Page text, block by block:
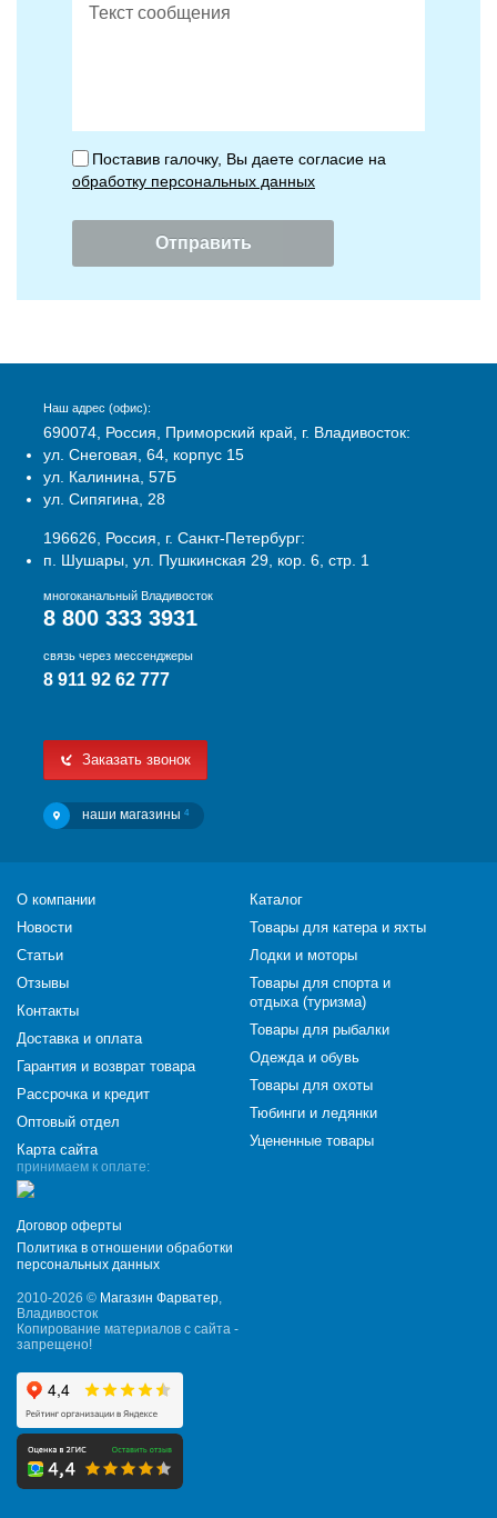
Поставив галочку, Вы даете согласие на
обработку персональных данных
Наш адрес (офис):
690074, Россия, Приморский край, г. Владивосток:
ул. Снеговая, 64, корпус 15
ул. Калинина, 57Б
ул. Сипягина, 28
196626, Россия, г. Санкт-Петербург:
п. Шушары, ул. Пушкинская 29, кор. 6, стр. 1
многоканальный Владивосток
8 800 333 3931
связь через мессенджеры
8 911 92 62 777
Заказать звонок
наши магазины 4
принимаем к оплате:
Договор оферты
Политика в отношении обработки
персональных данных
2010-2026 © Магазин Фарватер,
Владивосток
Копирование материалов с сайта -
запрещено!
О компании
Новости
Статьи
Отзывы
Контакты
Доставка и оплата
Гарантия и возврат товара
Рассрочка и кредит
Оптовый отдел
Карта сайта
Каталог
Товары для катера и яхты
Лодки и моторы
Товары для спорта и
отдыха (туризма)
Товары для рыбалки
Одежда и обувь
Товары для охоты
Тюбинги и ледянки
Уцененные товары